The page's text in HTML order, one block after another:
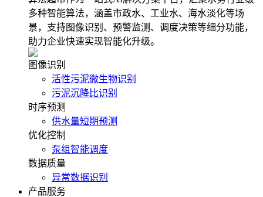
多种智能算法，涵盖市政水、工业水、海水淡化等场
景，支持图像识别、预警监测、调度决策等细分功能，
助力企业快速实现智能化升级。
图像识别
活性污泥微生物识别
污泥沉降比识别
时序预测
供水量短期预测
优化控制
泵组智能调度
数据质量
异常数据识别
产品服务